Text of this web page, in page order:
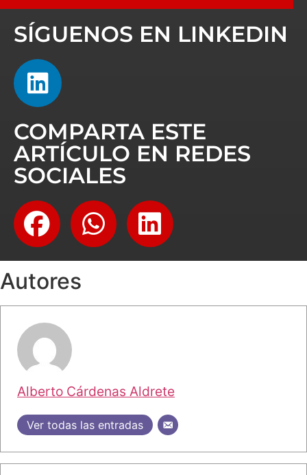
SÍGUENOS EN LINKEDIN
COMPARTA ESTE
ARTÍCULO EN REDES
SOCIALES
Autores
Alberto Cárdenas Aldrete
Ver todas las entradas